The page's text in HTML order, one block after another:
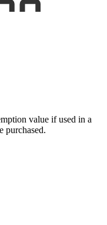
value if used in a
purchased.